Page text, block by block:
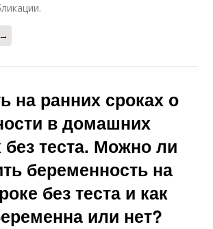
на ранних сроках о
в домашних
без теста. Можно ли
беременность на
без теста и как
или нет?